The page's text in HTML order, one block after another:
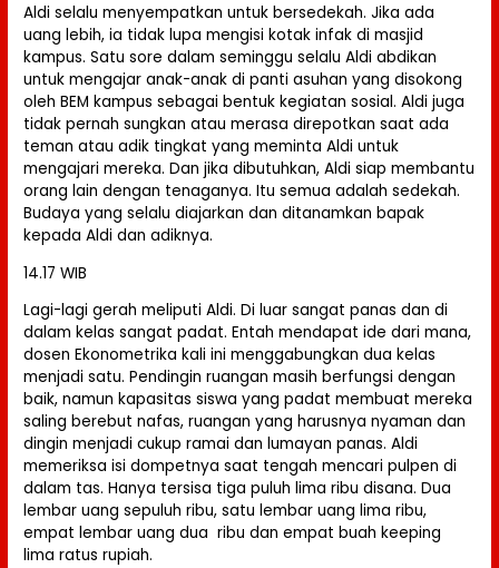
Aldi selalu menyempatkan untuk bersedekah. Jika ada
uang lebih, ia tidak lupa mengisi kotak infak di masjid
kampus. Satu sore dalam seminggu selalu Aldi abdikan
untuk mengajar anak-anak di panti asuhan yang disokong
oleh BEM kampus sebagai bentuk kegiatan sosial. Aldi juga
tidak pernah sungkan atau merasa direpotkan saat ada
teman atau adik tingkat yang meminta Aldi untuk
mengajari mereka. Dan jika dibutuhkan, Aldi siap membantu
orang lain dengan tenaganya. Itu semua adalah sedekah.
Budaya yang selalu diajarkan dan ditanamkan bapak
kepada Aldi dan adiknya.
14.17 WIB
Lagi-lagi gerah meliputi Aldi. Di luar sangat panas dan di
dalam kelas sangat padat. Entah mendapat ide dari mana,
dosen Ekonometrika kali ini menggabungkan dua kelas
menjadi satu. Pendingin ruangan masih berfungsi dengan
baik, namun kapasitas siswa yang padat membuat mereka
saling berebut nafas, ruangan yang harusnya nyaman dan
dingin menjadi cukup ramai dan lumayan panas. Aldi
memeriksa isi dompetnya saat tengah mencari pulpen di
dalam tas. Hanya tersisa tiga puluh lima ribu disana. Dua
lembar uang sepuluh ribu, satu lembar uang lima ribu,
empat lembar uang dua ribu dan empat buah keeping
lima ratus rupiah.